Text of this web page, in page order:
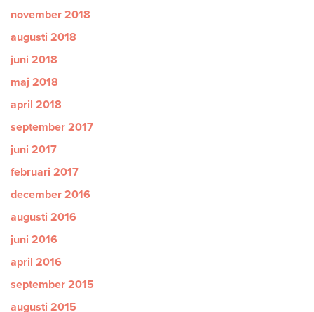
november 2018
augusti 2018
juni 2018
maj 2018
april 2018
september 2017
juni 2017
februari 2017
december 2016
augusti 2016
juni 2016
april 2016
september 2015
augusti 2015